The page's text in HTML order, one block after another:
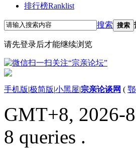
排行榜Ranklist
搜索 搜索
请先登录后才能继续浏览
手机版|极简版|小黑屋|宗亲论谈网 (
GMT+8, 2026-
8 queries .